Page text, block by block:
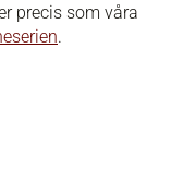
precis som våra
.